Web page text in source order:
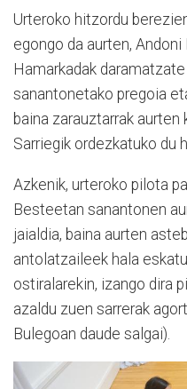
Urteroko hitzordu
egongo da aurten,
Hamarkadak
sanantonetako pregoia
baina zarauztarrak
Sarriegik ordezkatuko du
Azkenik, urteroko pilota
Besteetan sanantonen
jaialdia, baina aurten
antolatzaileek hala
ostiralarekin, izango dira
azaldu zuen sarrerak
Bulegoan daude salgai).